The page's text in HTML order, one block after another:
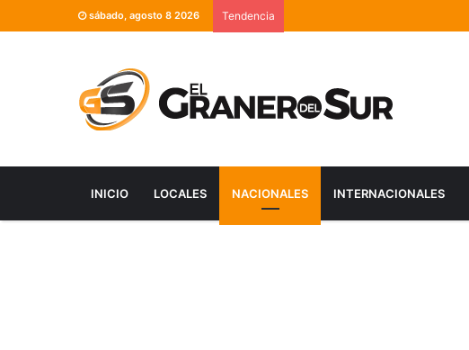
sábado, agosto 8 2026 Tendencia
INICIO LOCALES NACIONALES INTERNACIONALES